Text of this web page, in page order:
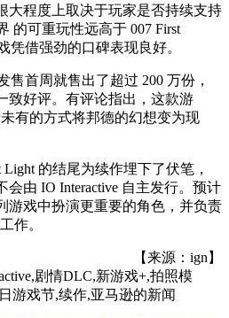
大程度上取决于玩家是否持续支持
的可重玩性远高于 007 First
凭借强劲的口碑表现良好。
售首周就售出了超过 200 万份，
致好评。有评论指出，这款游
有的方式将邦德的幻想变为现
Light 的结尾为续作埋下了伏笔，
由 IO Interactive 自主发行。预计
游戏中扮演更重要的角色，并负责
作。
【来源：ign】
剧情DLC,新游戏+,拍照模
游戏节,续作,亚马逊的新闻